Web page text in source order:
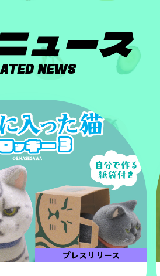
ュース
NEWS
プレスリリース